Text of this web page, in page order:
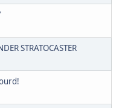
STRATOCASTER